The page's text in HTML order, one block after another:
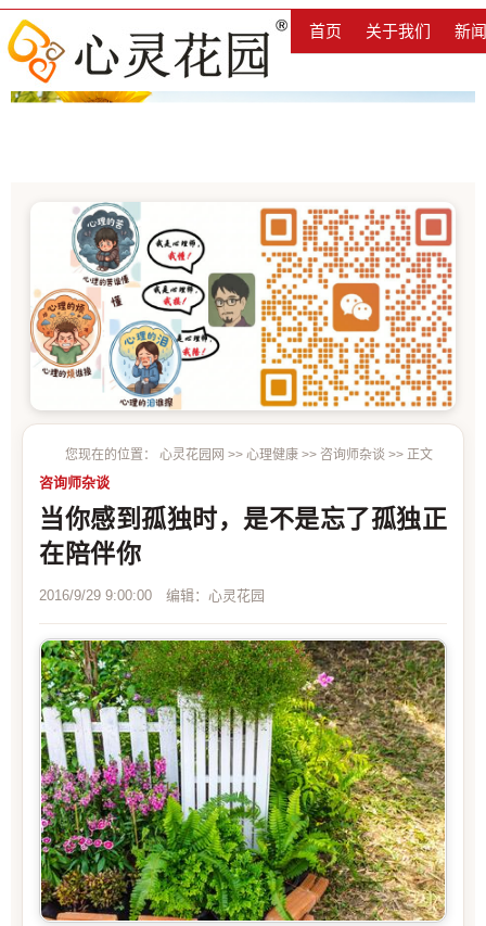
首页 关于我们 新
您现在的位置： 心灵花园网 >> 心理健康 >> 咨询师杂谈 >> 正文
咨询师杂谈
当你感到孤独时，是不是忘了孤独正
在陪伴你
2016/9/29 9:00:00 编辑：心灵花园